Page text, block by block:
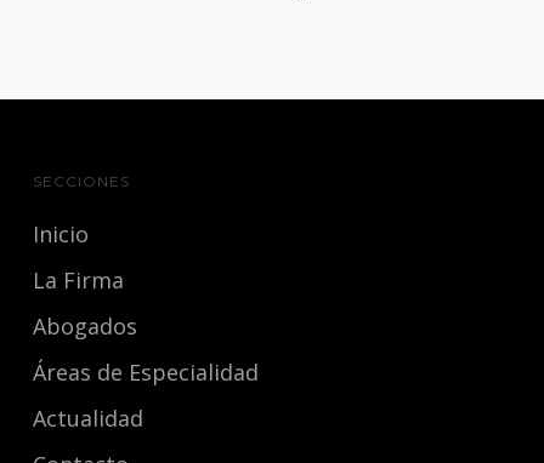
SECCIONES
Inicio
La Firma
Abogados
Áreas de Especialidad
Actualidad